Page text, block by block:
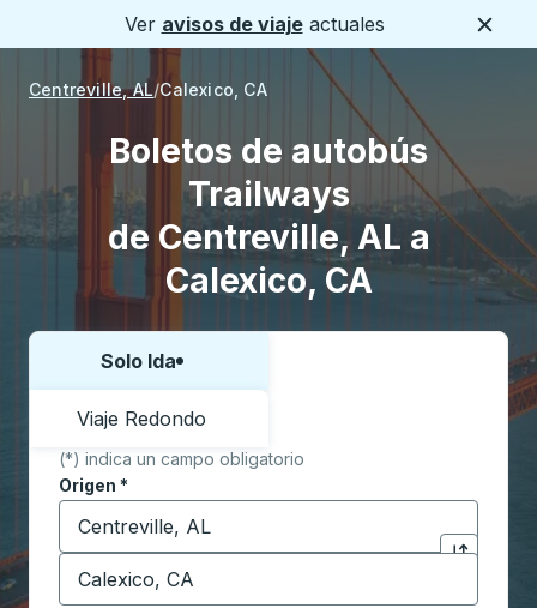
Ver avisos de viajeactuales
Centreville, AL Calexico, CA
Boletos de autobús
Trailways
de Centreville, AL a
Calexico, CA
Elija una forma o viaje de ida y vuelta:
Solo Ida
Viaje Redondo
(*) indica un campo obligatorio
Origen *
Comience a escribir la ciudad de origen para abrir
Haga clic
Destino *
Comience a escribir la ciudad de destino para